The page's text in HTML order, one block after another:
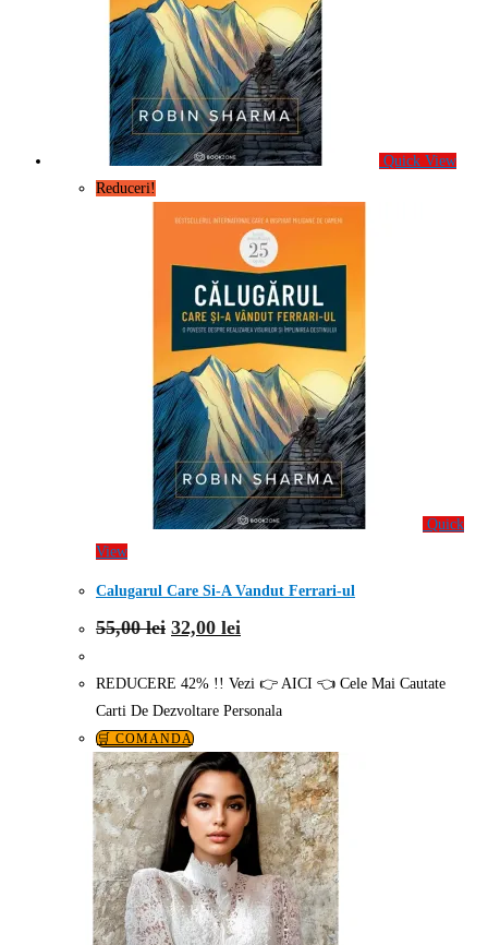
Quick View
Reduceri!
Quick
View
Calugarul Care Si-A Vandut Ferrari-ul
55,00lei Prețul
inițial
fost:
55,00 lei.
32,00 lei
curent
32,00 lei.
REDUCERE 42% !! Vezi 👉 AICI 👈 Cele Mai Cautate
Carti De Dezvoltare Personala
🛒 COMANDA